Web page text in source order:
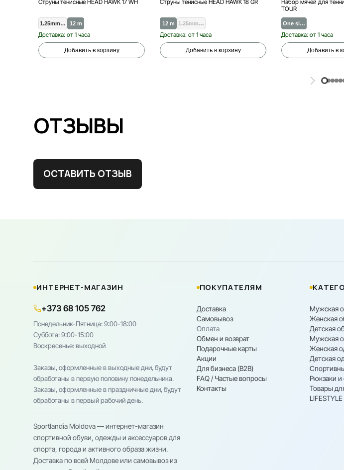
Струны тенисные HEAD HAWK 17 WH
1.25mm… 12 m
Доставка: от 1 часа
Добавить в корзину
Струны тенисные HEAD HAWK 18 GR
12 m 1.25mm…
Доставка: от 1 часа
Добавить в корзину
Набор мячей для
TOUR
One si…
Доставка: от 1 часа
Добавить в
ОТЗЫВЫ
ОСТАВИТЬ ОТЗЫВ
ИНТЕРНЕТ-МАГАЗИН
+373 68 105 762
Понедельник-Пятница: 9:00-18:00
Cуббота: 9:00-15:00
Воскресенье: выходной
Заказы, оформленные в выходные дни, будут
обработаны в первую половину понедельника.
Заказы, оформленные в праздничные дни, будут
обработаны в первый рабочий день.
Sportlandia Moldova — интернет-магазин
спортивной обуви, одежды и аксессуаров для
спорта, города и активного образа жизни.
Доставка по всей Молдове или самовывоз из
ПОКУПАТЕЛЯМ
Доставка
Самовывоз
Оплата
Обмен и возврат
Подарочные карты
Акции
Для бизнеса (B2B)
FAQ / Частые вопросы
Контакты
Мужская
Женская
Детская
Мужская
Женская
Детская
Рюкзаки и
Товары
LIFESTYLE